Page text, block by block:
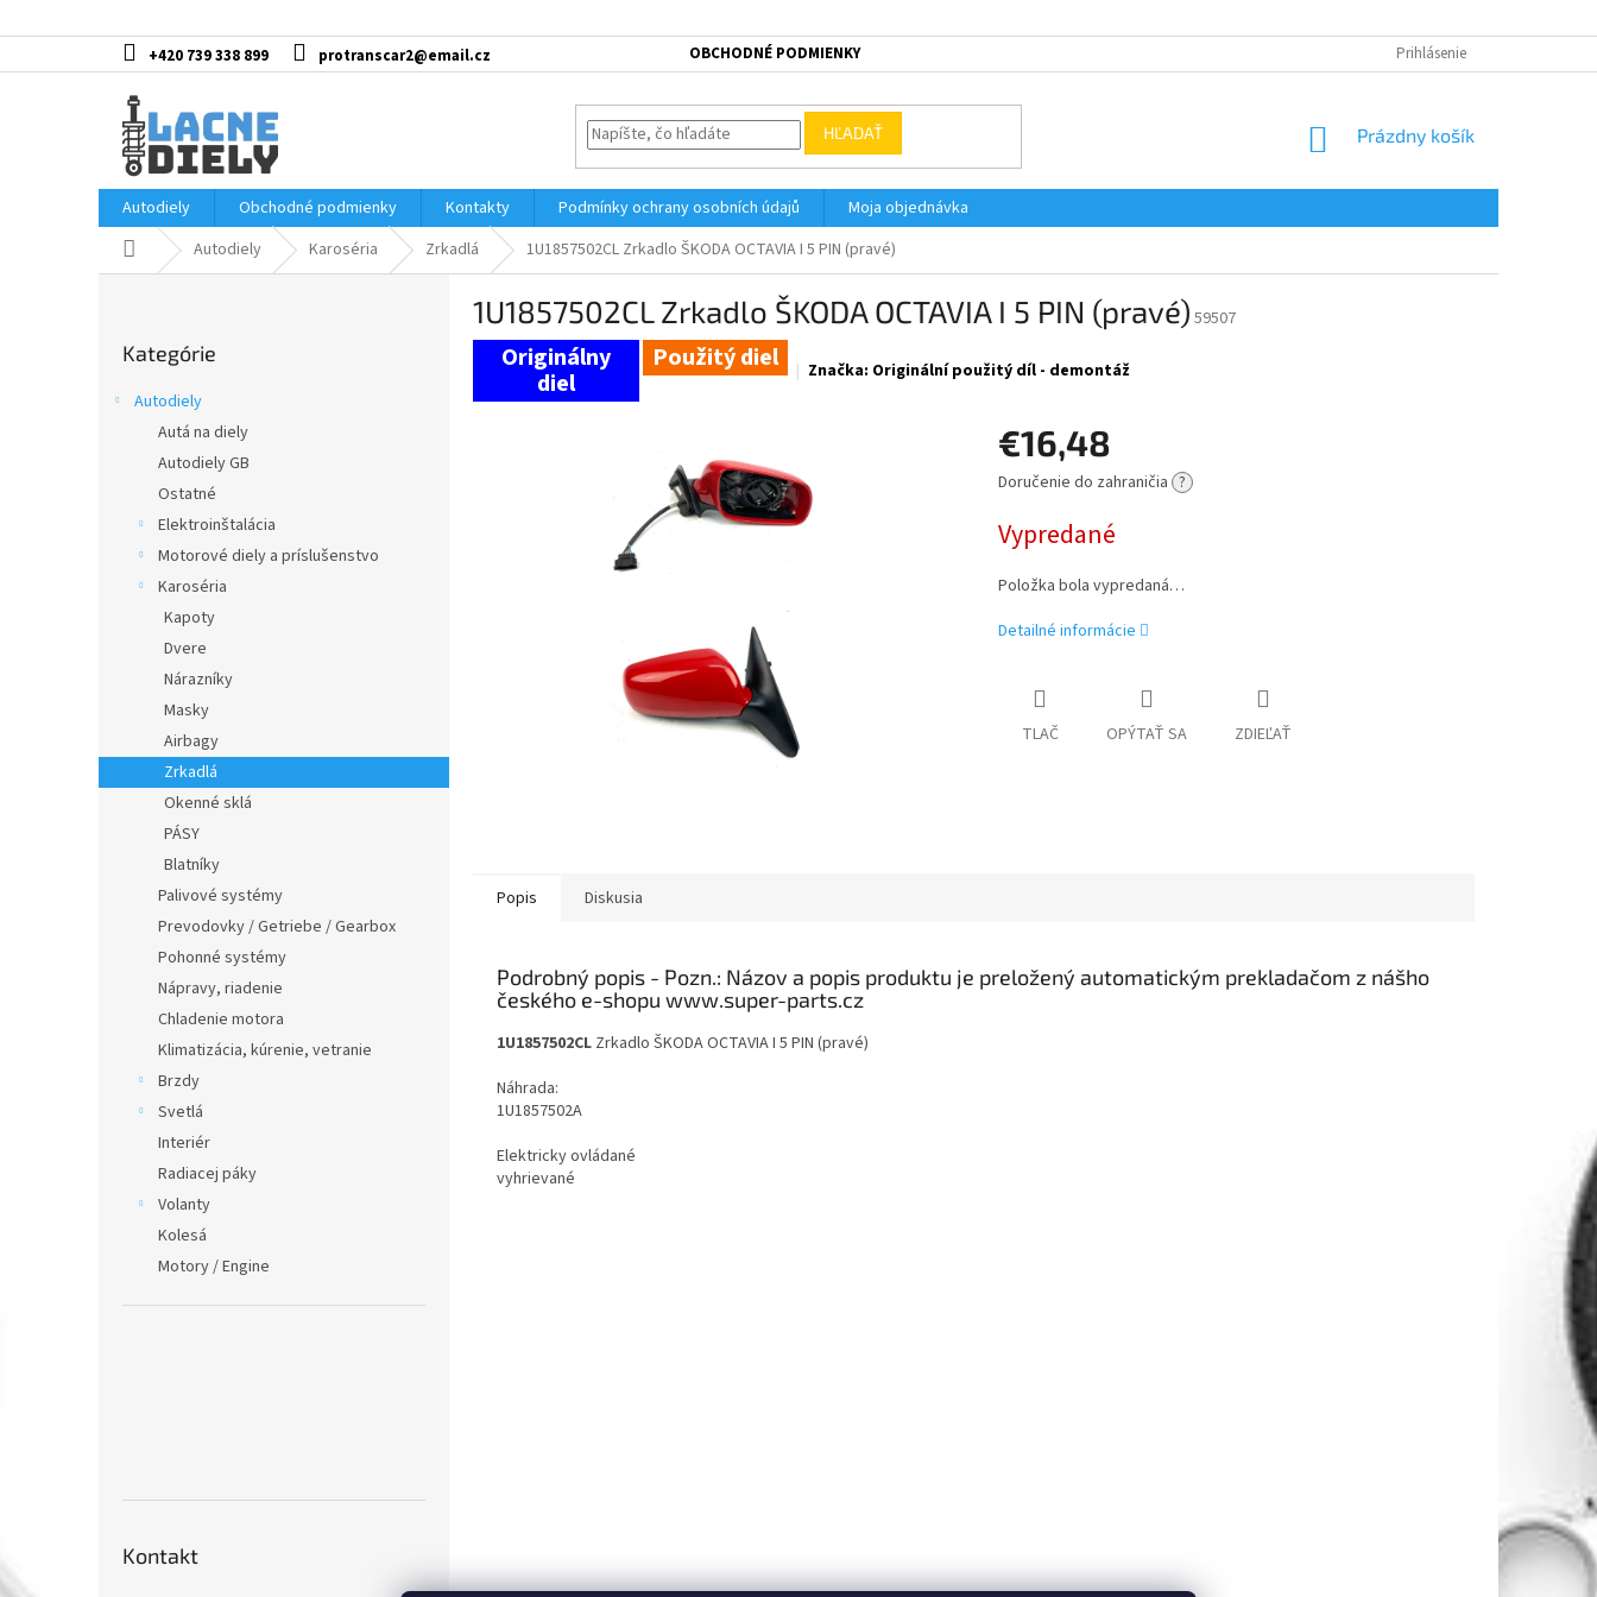
na
+420 739 338 899 protranscar2@email.cz OBCHODNÉ PODMIENKY Prihlásenie
HĽADAŤ
NÁKUPNÝ
Prázdny košík
Autodiely Obchodné podmienky Kontakty Podmínky ochrany osobních údajů
Moja objednávka
DomovAutodiely Karoséria Zrkadlá 1U1857502CL Zrkadlo ŠKODA OCTAVIA I 5 PIN (pravé)
kategórie
Kategórie
Autodiely
Autá na diely
Autodiely GB
Ostatné
Elektroinštalácia
Motorové diely a príslušenstvo
Karoséria
Kapoty
Dvere
Nárazníky
Masky
Airbagy
Zrkadlá
Okenné sklá
PÁSY
Blatníky
Palivové systémy
Prevodovky / Getriebe / Gearbox
Pohonné systémy
Nápravy, riadenie
Chladenie motora
Klimatizácia, kúrenie, vetranie
Brzdy
Svetlá
Interiér
Radiacej páky
Volanty
Kolesá
Motory / Engine
Kontakt
1U1857502CL Zrkadlo ŠKODA OCTAVIA I 5 PIN (pravé) 59507
Použitý diel Značka: Originální použitý díl - demontáž
€16,48
Jednotková
Doručenie do zahraničia ?
Vypredané
Položka bola vypredaná…
Detailné informácie
TLAČ OPÝTAŤ SA ZDIEĽAŤ
Popis Diskusia
Podrobný popis
1U1857502CL Zrkadlo ŠKODA OCTAVIA I 5 PIN (pravé)
Náhrada:
1U1857502A
Elektricky ovládané
vyhrievané